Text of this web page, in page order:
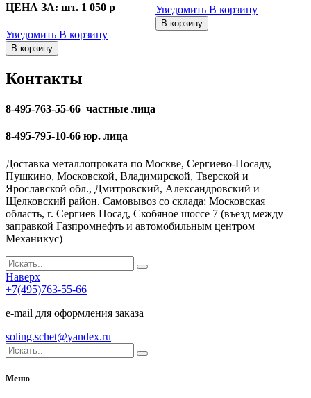
ЦЕНА ЗА: шт. 1 050 p
Уведомить В корзину
В корзину
Уведомить В корзину
В корзину
Контакты
8-495-763-55-66 частные лица
8-495-795-10-66 юр. лица
Доставка металлопроката по Москве, Сергиево-Посаду,
Пушкино, Московской, Владимирской, Тверской и
Ярославской обл., Дмитровский, Александровский и
Щелковский район. Самовывоз со склада: Московская
область, г. Сергиев Посад, Скобяное шоссе 7 (въезд между
заправкой Газпромнефть и автомобильным центром
Механикус)
Наверх
+7(495)763-55-66
e-mail для оформления заказа
soling.schet@yandex.ru
Меню